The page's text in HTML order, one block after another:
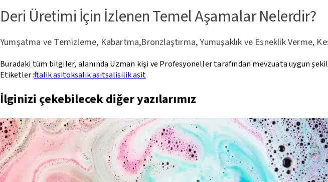
Deri Üretimi İçin İzlenen Temel Aşamalar Nelerdir?
Yumşatma ve Temizleme, Kabartma,Bronzlaştırma, Yumuşaklık ve Esneklik Verme,
Buradaki tüm bilgiler, alanında Uzman kişi ve Profesyoneller tarafından mevzuata uygun
Etiketler :ftalik asitoksalik asitsalisilik asit
İlginizi çekebilecek diğer yazılarımız